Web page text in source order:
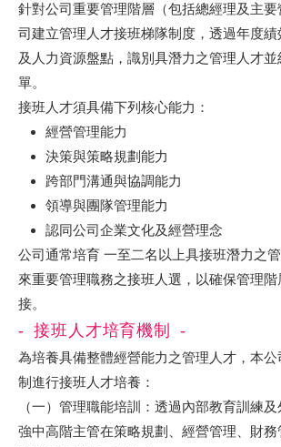
針對公司重要管理階層（包括總經理及主
司建立管理人才接班梯隊制度，透過年度
及人力資源盤點，識別具潛力之管理人才
單。
接班人才須具備下列核心能力：
經營管理能力
決策與策略規劃能力
跨部門溝通與協調能力
領導與團隊管理能力
認同公司企業文化及經營理念
公司通常培育 一至二名以上具接班潛力之
來重要管理職務之接班人選，以確保管理
接。
接班人才培育機制
為培養具備整體經營能力之管理人才，本
制進行接班人才培養：
（一）管理職能培訓：透過內部教育訓練
強中高階主管在策略規劃、經營管理、財務